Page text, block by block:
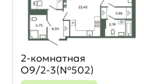
Объект месяца
2‑комнатная
О9/2-3(№502)